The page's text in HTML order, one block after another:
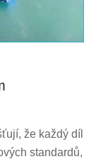
že každý díl
standardů,